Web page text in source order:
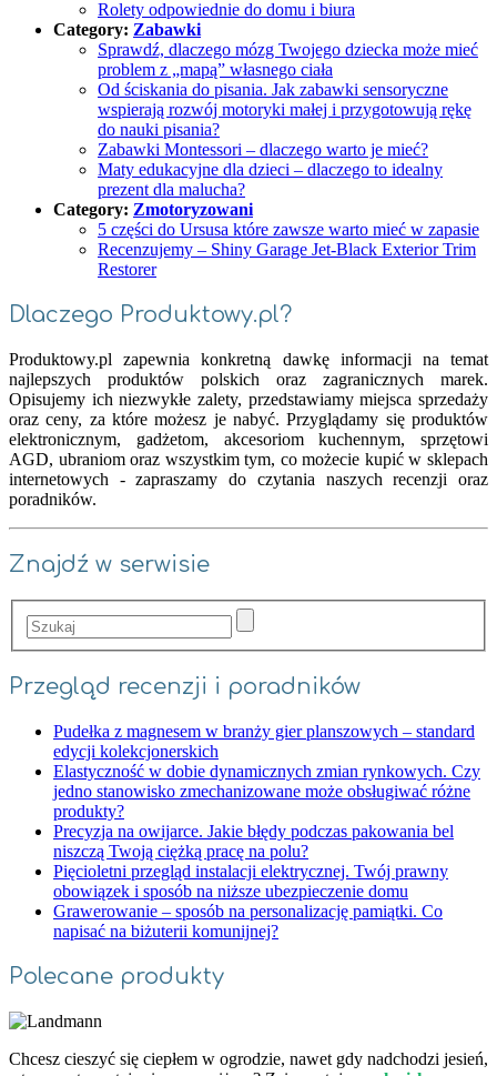
Rolety odpowiednie do domu i biura
Category: Zabawki
Sprawdź, dlaczego mózg Twojego dziecka może mieć
problem z „mapą” własnego ciała
Od ściskania do pisania. Jak zabawki sensoryczne
wspierają rozwój motoryki małej i przygotowują rękę
do nauki pisania?
Zabawki Montessori – dlaczego warto je mieć?
Maty edukacyjne dla dzieci – dlaczego to idealny
prezent dla malucha?
Category: Zmotoryzowani
5 części do Ursusa które zawsze warto mieć w zapasie
Recenzujemy – Shiny Garage Jet-Black Exterior Trim
Restorer
Dlaczego Produktowy.pl?
Produktowy.pl zapewnia konkretną dawkę informacji na temat
najlepszych produktów polskich oraz zagranicznych marek.
Opisujemy ich niezwykłe zalety, przedstawiamy miejsca sprzedaży
oraz ceny, za które możesz je nabyć. Przyglądamy się produktów
elektronicznym, gadżetom, akcesoriom kuchennym, sprzętowi
AGD, ubraniom oraz wszystkim tym, co możecie kupić w sklepach
internetowych - zapraszamy do czytania naszych recenzji oraz
poradników.
Znajdź w serwisie
Przegląd recenzji i poradników
Pudełka z magnesem w branży gier planszowych – standard
edycji kolekcjonerskich
Elastyczność w dobie dynamicznych zmian rynkowych. Czy
jedno stanowisko zmechanizowane może obsługiwać różne
produkty?
Precyzja na owijarce. Jakie błędy podczas pakowania bel
niszczą Twoją ciężką pracę na polu?
Pięcioletni przegląd instalacji elektrycznej. Twój prawny
obowiązek i sposób na niższe ubezpieczenie domu
Grawerowanie – sposób na personalizację pamiątki. Co
napisać na biżuterii komunijnej?
Polecane produkty
Chcesz cieszyć się ciepłem w ogrodzie, nawet gdy nadchodzi jesień,